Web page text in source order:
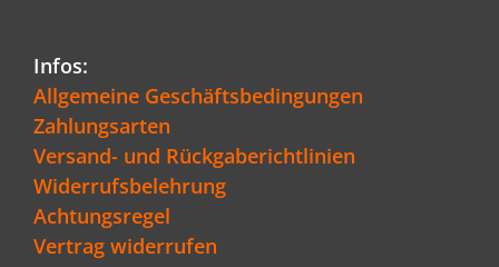
Infos:
Allgemeine Geschäftsbedingungen
Zahlungsarten
Versand- und Rückgaberichtlinien
Widerrufsbelehrung
Achtungsregel
Vertrag widerrufen